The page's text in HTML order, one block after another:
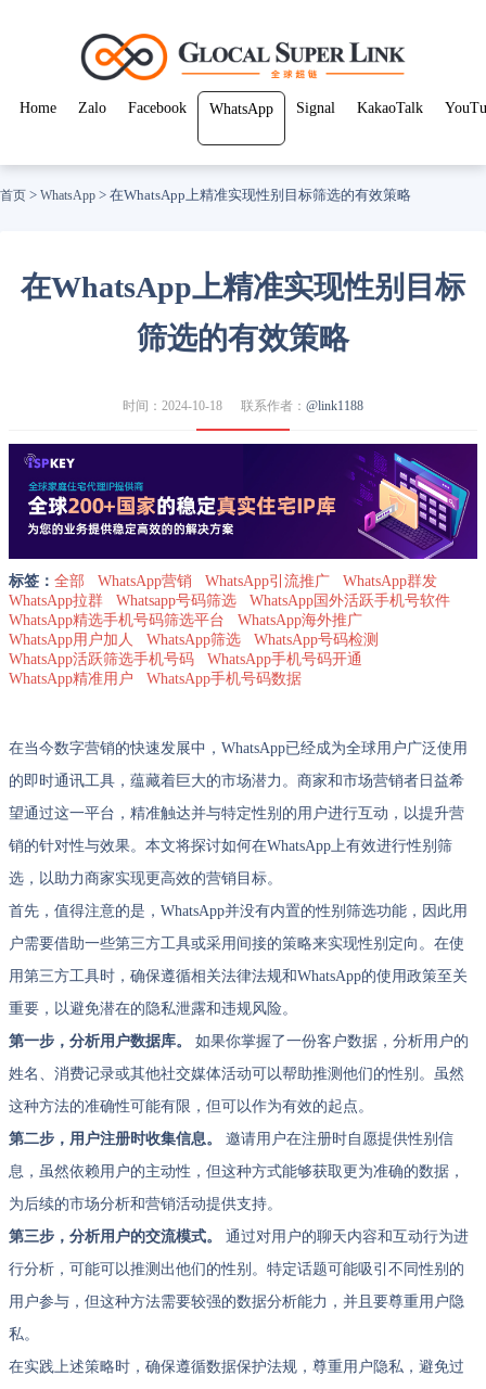
Home Zalo Facebook WhatsApp Signal KakaoTalk
首页 > WhatsApp > 在WhatsApp上精准实现性别目标筛选的有效策略
在WhatsApp上精准实现性别目标
筛选的有效策略
时间：2024-10-18 联系作者： @link1188
标签： 全部 WhatsApp营销 WhatsApp引流推广
WhatsApp群发
WhatsApp拉群
Whatsapp号码筛选
WhatsApp国外活跃手机号软件
WhatsApp精选手机号码筛选平台
WhatsApp海外推广
WhatsApp用户加人
WhatsApp筛选
WhatsApp号码检测
WhatsApp活跃筛选手机号码
WhatsApp手机号码开通
WhatsApp精准用户
WhatsApp手机号码数据
在当今数字营销的快速发展中，WhatsApp已经成为全球用户广泛使用
的即时通讯工具，蕴藏着巨大的市场潜力。商家和市场营销者日益希
望通过这一平台，精准触达并与特定性别的用户进行互动，以提升营
销的针对性与效果。本文将探讨如何在WhatsApp上有效进行性别筛
选，以助力商家实现更高效的营销目标。
首先，值得注意的是，WhatsApp并没有内置的性别筛选功能，因此用
户需要借助一些第三方工具或采用间接的策略来实现性别定向。在使
用第三方工具时，确保遵循相关法律法规和WhatsApp的使用政策至关
重要，以避免潜在的隐私泄露和违规风险。
第一步，分析用户数据库。
如果你掌握了一份客户数据，分析用户的
姓名、消费记录或其他社交媒体活动可以帮助推测他们的性别。虽然
这种方法的准确性可能有限，但可以作为有效的起点。
第二步，用户注册时收集信息。
邀请用户在注册时自愿提供性别信
息，虽然依赖用户的主动性，但这种方式能够获取更为准确的数据，
为后续的市场分析和营销活动提供支持。
第三步，分析用户的交流模式。
通过对用户的聊天内容和互动行为进
行分析，可能可以推测出他们的性别。特定话题可能吸引不同性别的
用户参与，但这种方法需要较强的数据分析能力，并且要尊重用户隐
私。
在实践上述策略时，确保遵循数据保护法规，尊重用户隐私，避免过